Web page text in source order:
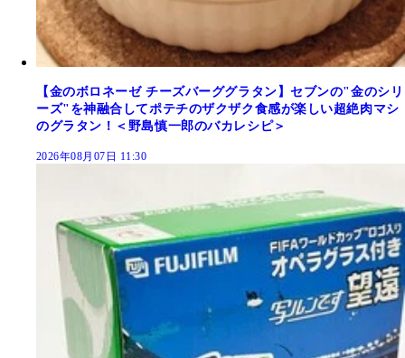
【金のボロネーゼ チーズバーググラタン】セブンの"金のシリ
ーズ"を神融合してポテチのザクザク食感が楽しい超絶肉マシ
のグラタン！＜野島慎一郎のバカレシピ＞
2026年08月07日 11:30